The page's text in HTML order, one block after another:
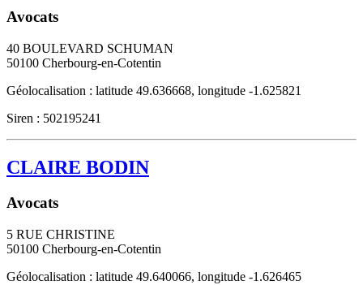
Avocats
40 BOULEVARD SCHUMAN
50100 Cherbourg-en-Cotentin
Géolocalisation : latitude 49.636668, longitude -1.625821
Siren : 502195241
CLAIRE BODIN
Avocats
5 RUE CHRISTINE
50100 Cherbourg-en-Cotentin
Géolocalisation : latitude 49.640066, longitude -1.626465